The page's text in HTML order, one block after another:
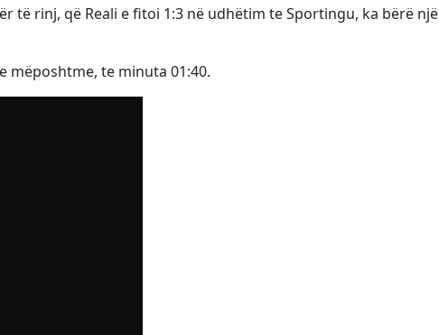
të rinj, që Reali e fitoi 1:3 në udhëtim te Sportingu, ka bërë një
mëposhtme, te minuta 01:40.